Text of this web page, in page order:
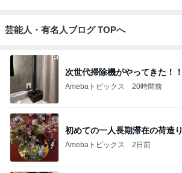
芸能人・有名人ブログ TOPへ
次世代掃除機がやってきた！！
Amebaトピックス 20時間前
初めての一人長期滞在の荷造り
Amebaトピックス 2日前